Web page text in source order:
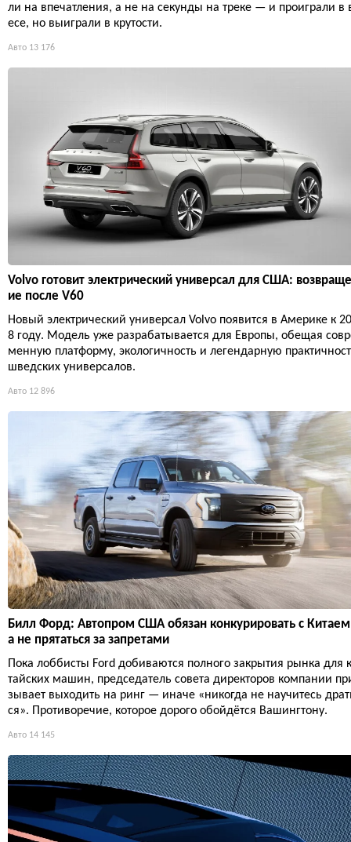
ли на впечатления, а не на секунды на треке — и проиграли в
есе, но выиграли в крутости.
Авто 13 176
Volvo готовит электрический универсал для США:
ие после V60
Новый электрический универсал Volvo появится в Америке к
8 году. Модель уже разрабатывается для Европы, обещая
менную платформу, экологичность и легендарную
шведских универсалов.
Авто 12 896
Билл Форд: Автопром США обязан конкурировать с
а не прятаться за запретами
Пока лоббисты Ford добиваются полного закрытия рынка для
тайских машин, председатель совета директоров компании
зывает выходить на ринг — иначе «никогда не научитесь
ся». Противоречие, которое дорого обойдётся Вашингтону.
Авто 14 145